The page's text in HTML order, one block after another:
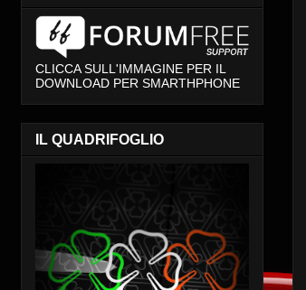
CLICCA SULL'IMMAGINE PER IL
DOWNLOAD PER SMARTHPHONE
IL QUADRIFOGLIO